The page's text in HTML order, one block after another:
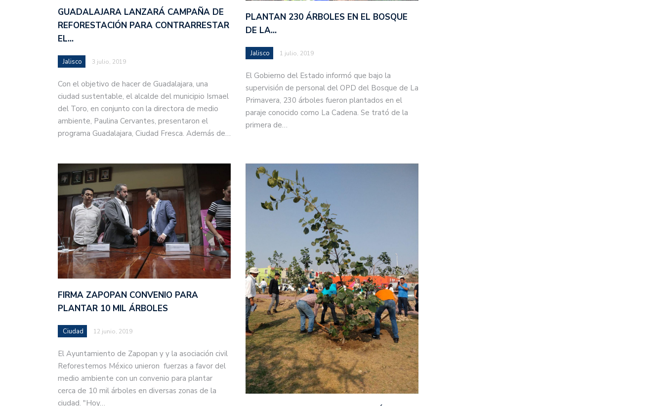
GUADALAJARA LANZARÁ CAMPAÑA DE
REFORESTACIÓN PARA CONTRARRESTAR
EL…
Jalisco 3 julio, 2019
Con el objetivo de hacer de Guadalajara, una
ciudad sustentable, el alcalde del municipio Ismael
del Toro, en conjunto con la directora de medio
ambiente, Paulina Cervantes, presentaron el
programa Guadalajara, Ciudad Fresca. Además de…
PLANTAN 230 ÁRBOLES EN EL BOSQUE
DE LA…
Jalisco 1 julio, 2019
El Gobierno del Estado informó que bajo la
supervisión de personal del OPD del Bosque de La
Primavera, 230 árboles fueron plantados en el
paraje conocido como La Cadena. Se trató de la
primera de…
FIRMA ZAPOPAN CONVENIO PARA
PLANTAR 10 MIL ÁRBOLES
Ciudad 12 junio, 2019
El Ayuntamiento de Zapopan y y la asociación civil
Reforestemos México unieron fuerzas a favor del
medio ambiente con un convenio para plantar
cerca de 10 mil árboles en diversas zonas de la
ciudad. "Hoy…